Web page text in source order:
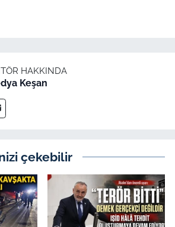
HAKKINDA
Keşan
çekebilir